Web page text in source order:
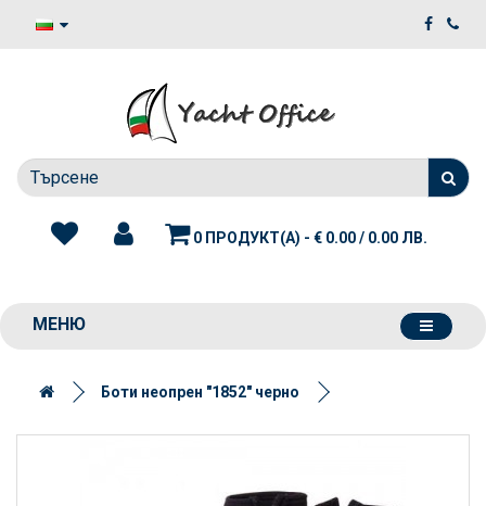
0 ПРОДУКТ(А) - € 0.00 / 0.00 ЛВ.
МЕНЮ
Боти неопрен "1852" черно